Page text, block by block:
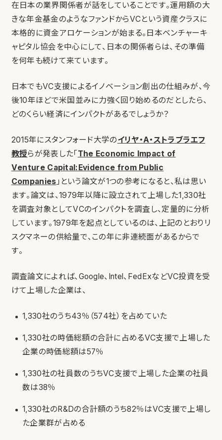
在日本の業界関係者が話をしていることです。運用額の大
きな年金基金のようなファンドからVCという資産クラスに
本格的に資金アロケーションが始まる。日本ベンチャーキ
ャピタル協会を中心にして、日本の関係者らは、その準備
を何年も続けて来ています。
日本でもVC支援によるイノベーション創出の仕組みが、今
後10年ほどで米国並みに力強く回り始めるのだとしたら、
どのくらい経済にインパクトがあるでしょうか？
2015年にスタンフォード大学のイリヤ・A・ストラブラエフ
教授らが発表した「 The Economic Impact of
Venture Capital:Evidence from Public
Companies 」という論文が1つの参考になると、私は思い
ます。論文は、1979年以降に設立されて上場した1,330社
を調査対象としてVCのインパクトを調査し、定量的に分析
しています。1979年を起点としているのは、上記のとおりリ
スクマネーの供給量で、この年に非連続面があるからで
す。
調査論文によれば、Google、Intel、FedExなどVC投資を受
けて上場した企業は、
1,330社のうち43％（574社）を占めていた
1,330社の時価総額の合計に占めるVC支援で上場した
企業の時価総額は57％
1,330社の社員数のうちVC支援で上場した企業の社員
数は38％
1,330社のR&Dの合計額のうち82％はVC支援で上場し
た企業群が占める